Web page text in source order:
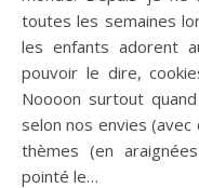
toutes les semaines
les enfants adorent
pouvoir le dire,
Noooon surtout
selon nos envies
thèmes (en
pointé le…